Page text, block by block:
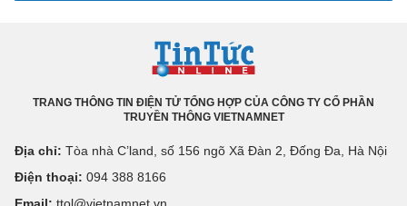
TRANG THÔNG TIN ĐIỆN TỬ TỔNG HỢP CỦA CÔNG TY CỔ PHẦN
TRUYỀN THÔNG VIETNAMNET
Địa chỉ: Tòa nhà C’land, số 156 ngõ Xã Đàn 2, Đống Đa, Hà Nội
Điện thoại: 094 388 8166